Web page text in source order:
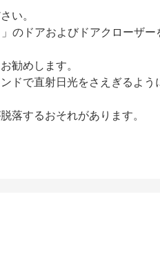
い。
のドアおよびドアクローザー
勧めします。
で直射日光をさえぎるよう
するおそれがあります。